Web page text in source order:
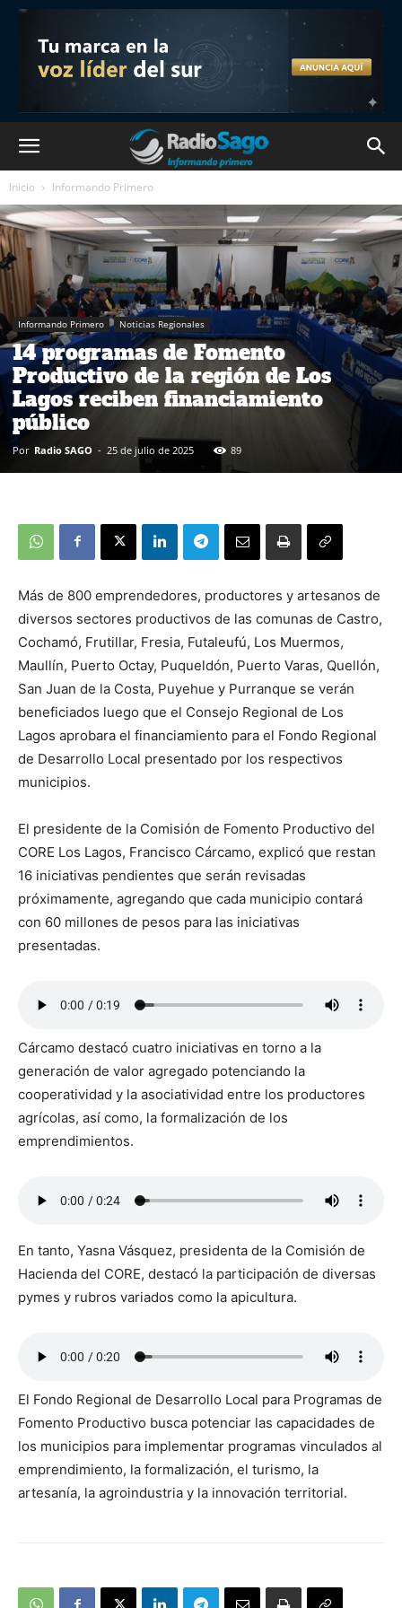
Inicio Informando Primero
Informando Primero Noticias Regionales
14 programas de Fomento
Productivo de la región de Los
Lagos reciben financiamiento
público
Por Radio SAGO - 25 de julio de 2025 89
Más de 800 emprendedores, productores y artesanos de
diversos sectores productivos de las comunas de Castro,
Cochamó, Frutillar, Fresia, Futaleufú, Los Muermos,
Maullín, Puerto Octay, Puqueldón, Puerto Varas, Quellón,
San Juan de la Costa, Puyehue y Purranque se verán
beneficiados luego que el Consejo Regional de Los
Lagos aprobara el financiamiento para el Fondo Regional
de Desarrollo Local presentado por los respectivos
municipios.
El presidente de la Comisión de Fomento Productivo del
CORE Los Lagos, Francisco Cárcamo, explicó que restan
16 iniciativas pendientes que serán revisadas
próximamente, agregando que cada municipio contará
con 60 millones de pesos para las iniciativas
presentadas.
Cárcamo destacó cuatro iniciativas en torno a la
generación de valor agregado potenciando la
cooperatividad y la asociatividad entre los productores
agrícolas, así como, la formalización de los
emprendimientos.
En tanto, Yasna Vásquez, presidenta de la Comisión de
Hacienda del CORE, destacó la participación de diversas
pymes y rubros variados como la apicultura.
El Fondo Regional de Desarrollo Local para Programas de
Fomento Productivo busca potenciar las capacidades de
los municipios para implementar programas vinculados al
emprendimiento, la formalización, el turismo, la
artesanía, la agroindustria y la innovación territorial.